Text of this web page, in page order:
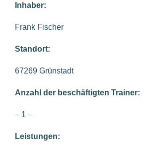
Inhaber:
Frank Fischer
Standort:
67269 Grünstadt
Anzahl der beschäftigten Trainer:
– 1 –
Leistungen: